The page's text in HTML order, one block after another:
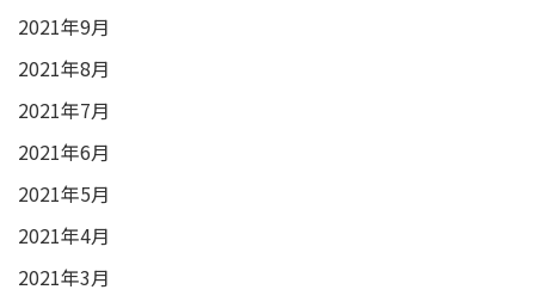
2021年9月
2021年8月
2021年7月
2021年6月
2021年5月
2021年4月
2021年3月